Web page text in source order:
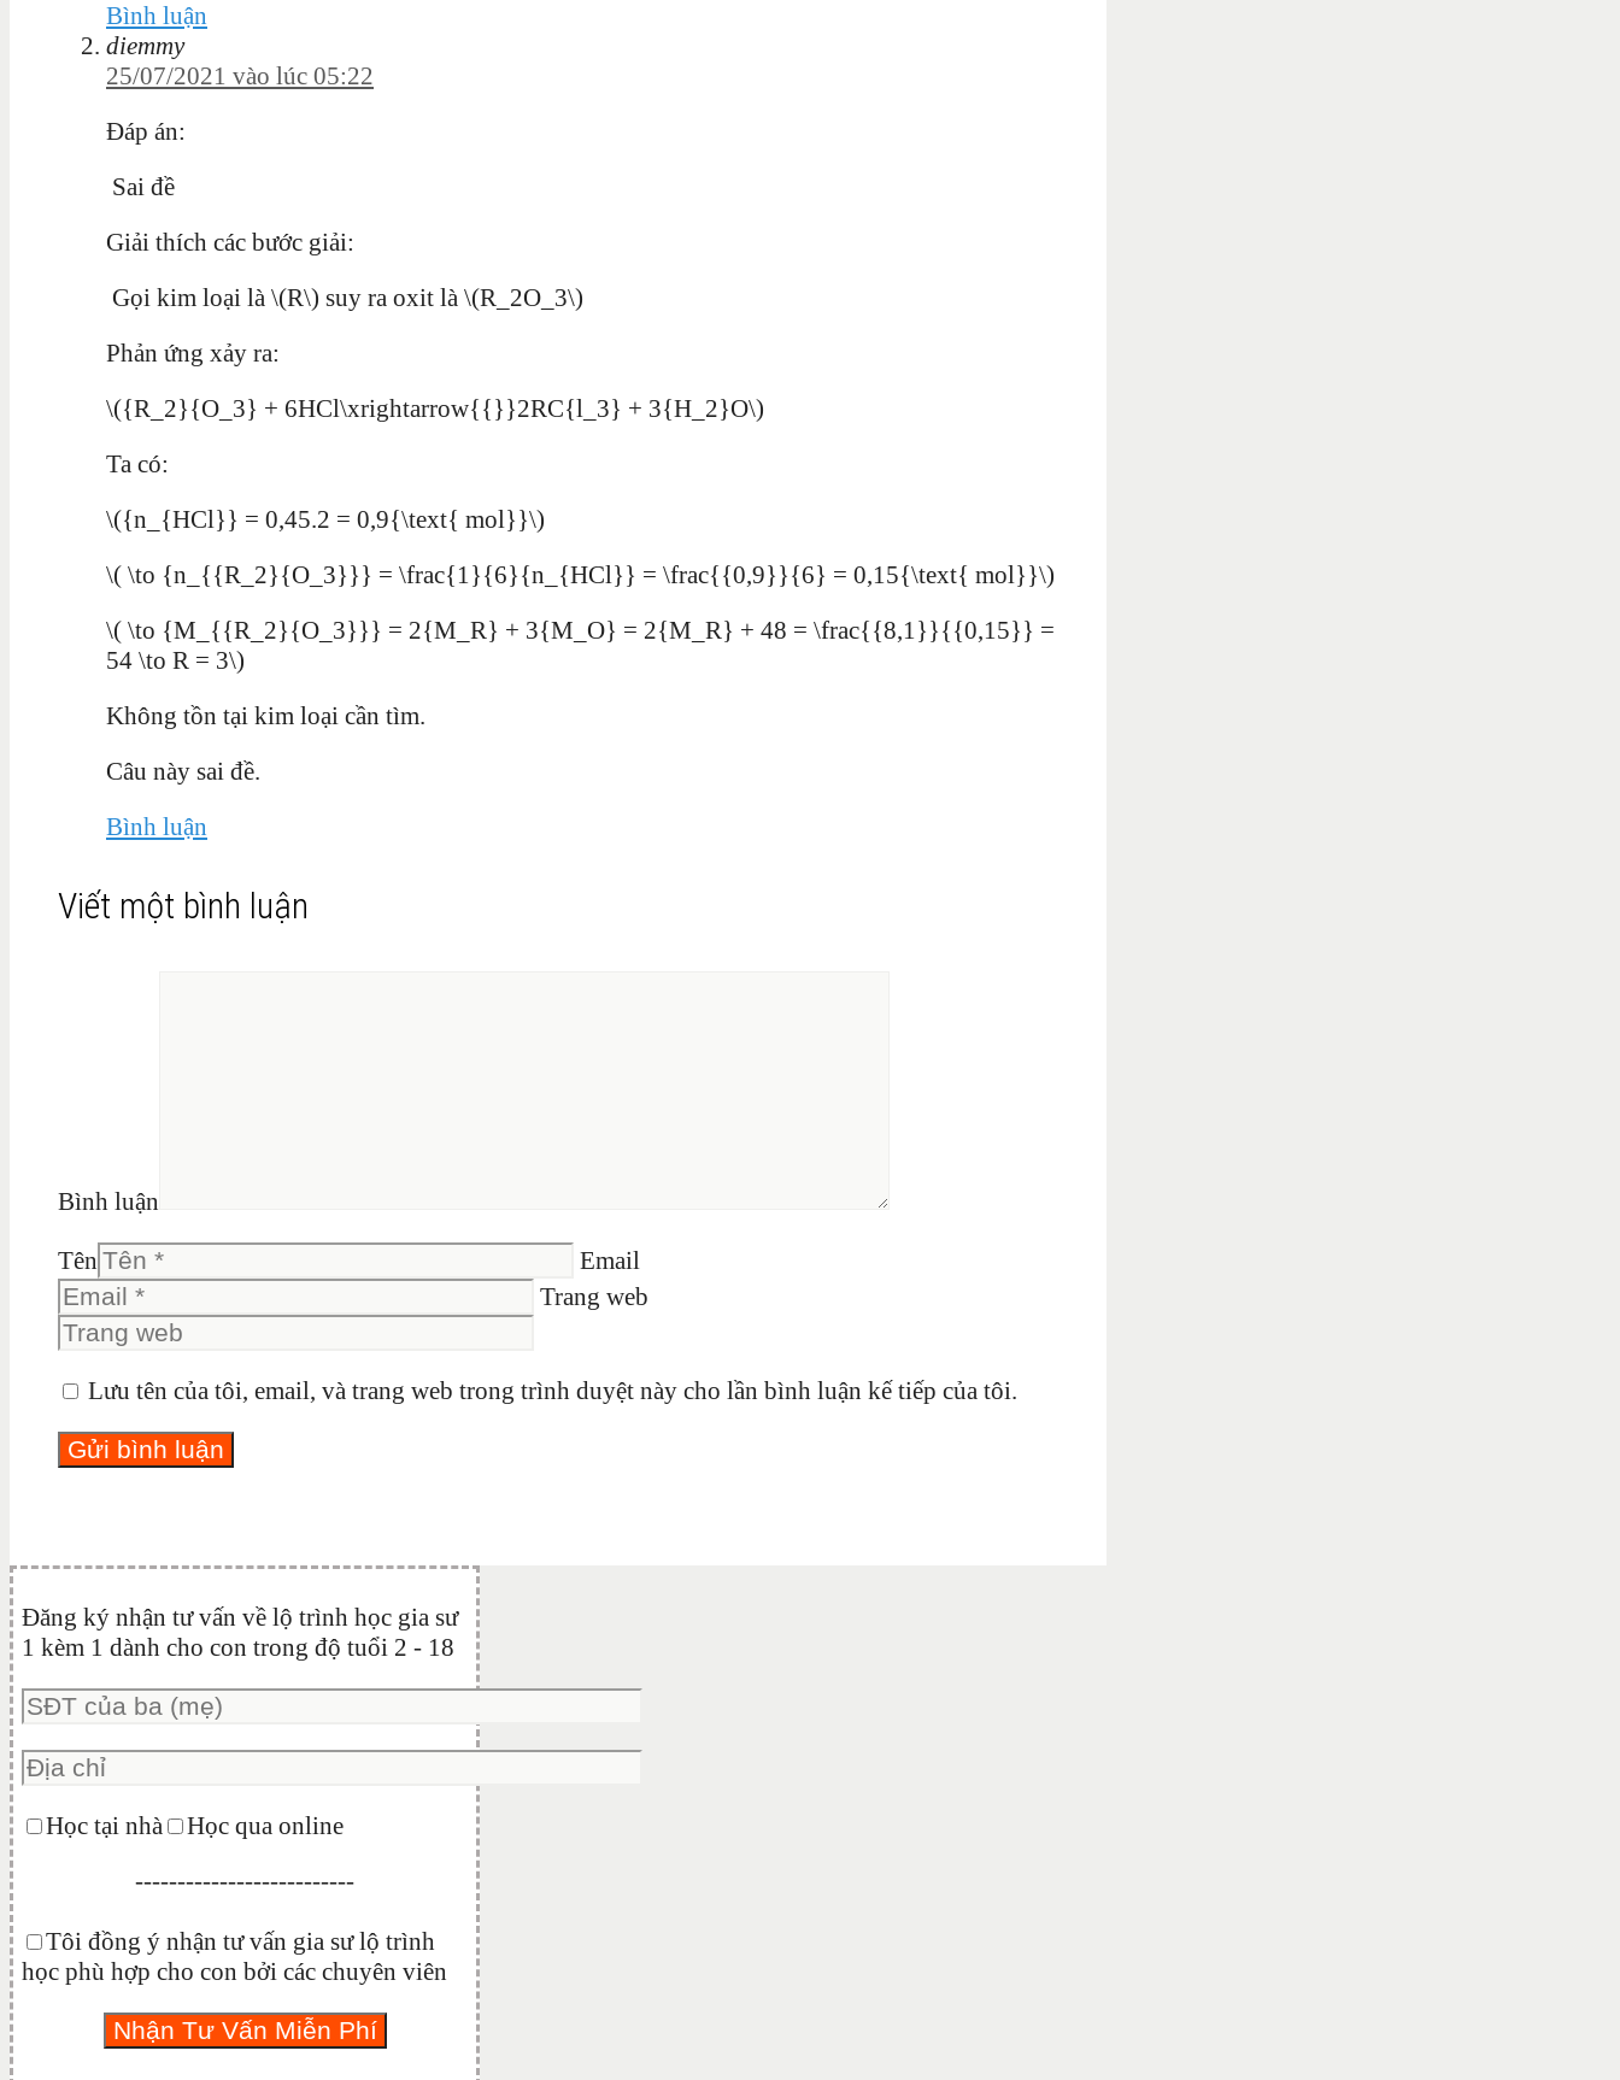
Bình luận
diemmy
25/07/2021 vào lúc 05:22
Đáp án:
Sai đề
Giải thích các bước giải:
Gọi kim loại là \(R\) suy ra oxit là \(R_2O_3\)
Phản ứng xảy ra:
\({R_2}{O_3} + 6HCl\xrightarrow{{}}2RC{l_3} + 3{H_2}O\)
Ta có:
\({n_{HCl}} = 0,45.2 = 0,9{\text{ mol}}\)
\( \to {n_{{R_2}{O_3}}} = \frac{1}{6}{n_{HCl}} = \frac{{0,9}}{6} = 0,15{\text{ mol}}\)
\( \to {M_{{R_2}{O_3}}} = 2{M_R} + 3{M_O} = 2{M_R} + 48 = \frac{{8,1}}{{0,15}} =
54 \to R = 3\)
Không tồn tại kim loại cần tìm.
Câu này sai đề.
Bình luận
Viết một bình luận
Bình luận
Tên
Email
Trang web
Lưu tên của tôi, email, và trang web trong trình duyệt này cho lần bình luận kế tiếp của tôi.
Đăng ký nhận tư vấn về lộ trình học gia sư
1 kèm 1 dành cho con trong độ tuổi 2 - 18
Học tại nhà
Học qua online
--------------------------
Tôi đồng ý nhận tư vấn gia sư lộ trình
học phù hợp cho con bởi các chuyên viên